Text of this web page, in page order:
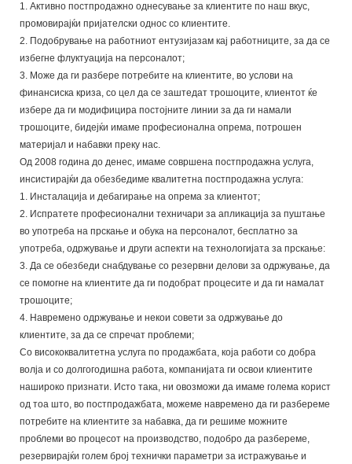
1. Активно постпродажно однесување за клиентите по наш вкус,
промовирајќи пријателски однос со клиентите.
2. Подобрување на работниот ентузијазам кај работниците, за да се
избегне флуктуација на персоналот;
3. Може да ги разбере потребите на клиентите, во услови на
финансиска криза, со цел да се заштедат трошоците, клиентот ќе
избере да ги модифицира постојните линии за да ги намали
трошоците, бидејќи имаме професионална опрема, потрошен
материјал и набавки преку нас.
Од 2008 година до денес, имаме совршена постпродажна услуга,
инсистирајќи да обезбедиме квалитетна постпродажна услуга:
1. Инсталација и дебагирање на опрема за клиентот;
2. Испратете професионални техничари за апликација за пуштање
во употреба на прскање и обука на персоналот, бесплатно за
употреба, одржување и други аспекти на технологијата за прскање:
3. Да се ​​обезбеди снабдување со резервни делови за одржување, да
се помогне на клиентите да ги подобрат процесите и да ги намалат
трошоците;
4. Навремено одржување и некои совети за одржување до
клиентите, за да се спречат проблеми;
Со висококвалитетна услуга по продажбата, која работи со добра
волја и со долгогодишна работа, компанијата ги освои клиентите
нашироко признати. Исто така, ни овозможи да имаме голема корист
од тоа што, во постпродажбата, можеме навремено да ги разбереме
потребите на клиентите за набавка, да ги решиме можните
проблеми во процесот на производство, подобро да разбереме,
резервирајќи голем број технички параметри за истражување и